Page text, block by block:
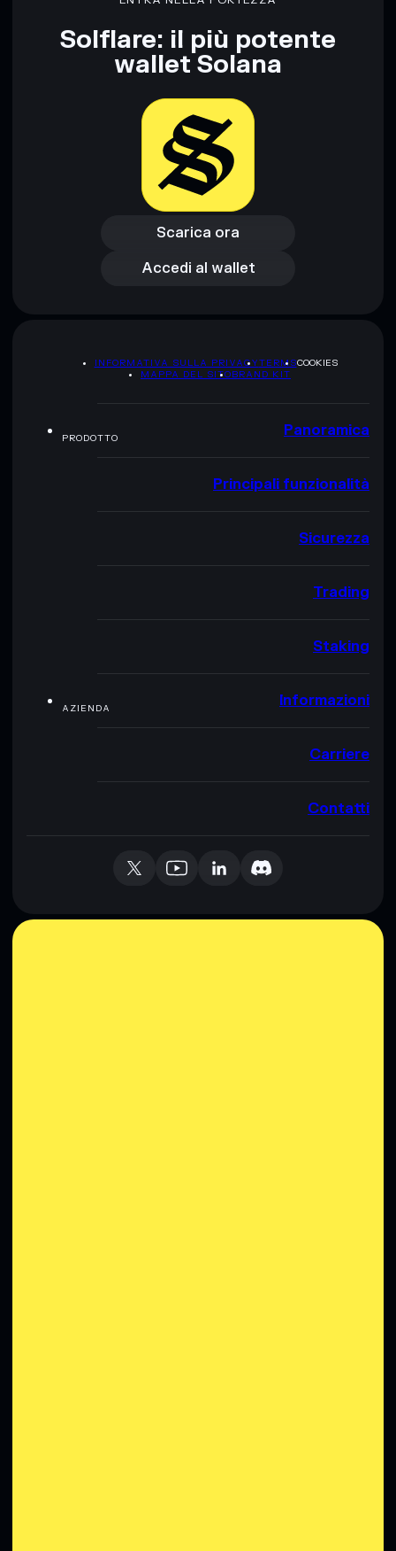
Solflare: il più potente
wallet Solana
Scarica ora
Scarica ora
Accedi al wallet
Accedi al wallet
INFORMATIVA SULLA PRIVACYTERMSCOOKIES
MAPPA DEL SITOBRAND KIT
PRODOTTO Panoramica
Principali funzionalità
Sicurezza
Trading
Staking
AZIENDA Informazioni
Carriere
Contatti